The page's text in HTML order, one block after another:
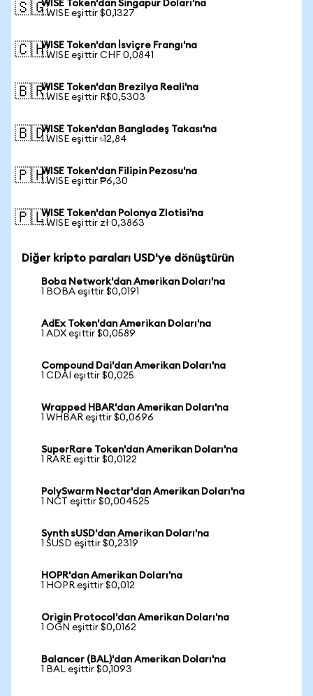
🇸🇬WISE Token'dan Singapur Doları'na
1 WISE eşittir $0,1327
🇨🇭WISE Token'dan İsviçre Frangı'na
1 WISE eşittir CHF 0,0841
🇧🇷WISE Token'dan Brezilya Reali'na
1 WISE eşittir R$0,5303
🇧🇩WISE Token'dan Bangladeş Takası'na
1 WISE eşittir ৳12,84
🇵🇭WISE Token'dan Filipin Pezosu'na
1 WISE eşittir ₱6,30
🇵🇱WISE Token'dan Polonya Zlotisi'na
1 WISE eşittir zł 0,3863
Diğer kripto paraları USD'ye dönüştürün
Boba Network'dan Amerikan Doları'na
1 BOBA eşittir $0,0191
AdEx Token'dan Amerikan Doları'na
1 ADX eşittir $0,0589
Compound Dai'dan Amerikan Doları'na
1 CDAI eşittir $0,025
Wrapped HBAR'dan Amerikan Doları'na
1 WHBAR eşittir $0,0696
SuperRare Token'dan Amerikan Doları'na
1 RARE eşittir $0,0122
PolySwarm Nectar'dan Amerikan Doları'na
1 NCT eşittir $0,004525
Synth sUSD'dan Amerikan Doları'na
1 SUSD eşittir $0,2319
HOPR'dan Amerikan Doları'na
1 HOPR eşittir $0,012
Origin Protocol'dan Amerikan Doları'na
1 OGN eşittir $0,0162
Balancer (BAL)'dan Amerikan Doları'na
1 BAL eşittir $0,1093